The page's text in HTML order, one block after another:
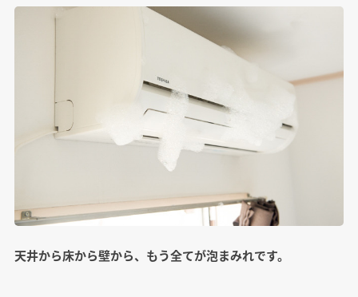
天井から床から壁から、もう全てが泡まみれです。